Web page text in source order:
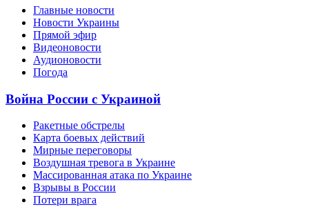
Главные новости
Новости Украины
Прямой эфир
Видеоновости
Аудионовости
Погода
Война России с Украиной
Ракетные обстрелы
Карта боевых действий
Мирные переговоры
Воздушная тревога в Украине
Массированная атака по Украине
Взрывы в России
Потери врага